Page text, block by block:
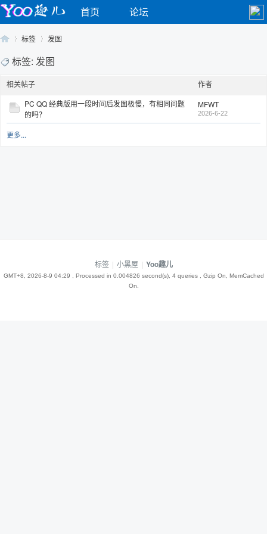
首页 论坛
Yo›
标签 发图
标签: 发图
相关帖子
作者
PC QQ 经典版用一段时间后发图极慢，有相同问题
的吗？
MFWT
2026-6-22
更多...
标签 | 小黑屋 | Yoo趣儿
GMT+8, 2026-8-9 04:29 , Processed in 0.004826 second(s), 4 queries , Gzip On, MemCached
On.